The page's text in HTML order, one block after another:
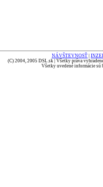
NÁVŠTEVNOSŤ
(C) 2004, 2005 DSL.sk | Všetky práva
Všetky uvedené informácie sú